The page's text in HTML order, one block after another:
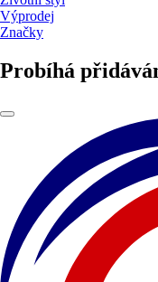
Výprodej
Značky
Probíhá